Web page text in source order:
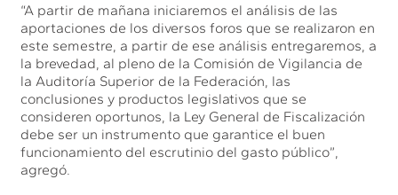
“A partir de mañana iniciaremos el análisis de las
aportaciones de los diversos foros que se realizaron en
este semestre, a partir de ese análisis entregaremos, a
la brevedad, al pleno de la Comisión de Vigilancia de
la Auditoría Superior de la Federación, las
conclusiones y productos legislativos que se
consideren oportunos, la Ley General de Fiscalización
debe ser un instrumento que garantice el buen
funcionamiento del escrutinio del gasto público”,
agregó.